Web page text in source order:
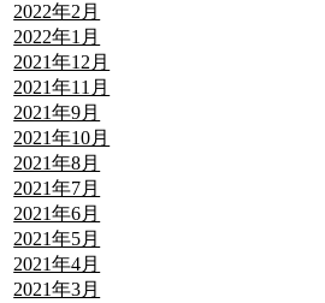
2022年2月
2022年1月
2021年12月
2021年11月
2021年9月
2021年10月
2021年8月
2021年7月
2021年6月
2021年5月
2021年4月
2021年3月